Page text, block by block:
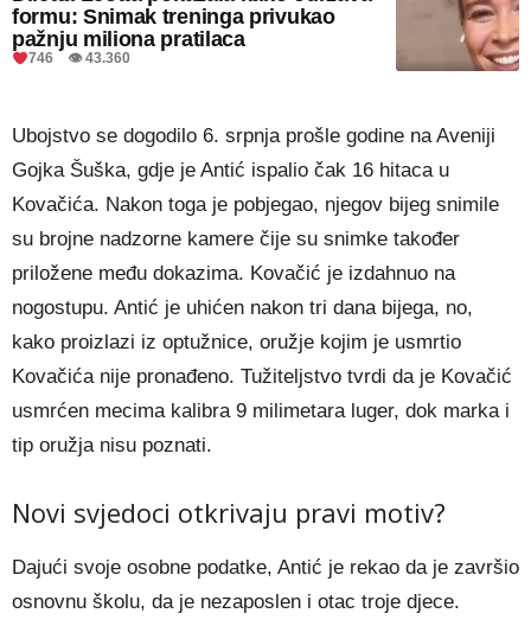
formu: Snimak treninga privukao
pažnju miliona pratilaca
746 👁 43.360
Ubojstvo se dogodilo 6. srpnja prošle godine na Aveniji
Gojka Šuška, gdje je Antić ispalio čak 16 hitaca u
Kovačića. Nakon toga je pobjegao, njegov bijeg snimile
su brojne nadzorne kamere čije su snimke također
priložene među dokazima. Kovačić je izdahnuo na
nogostupu. Antić je uhićen nakon tri dana bijega, no,
kako proizlazi iz optužnice, oružje kojim je usmrtio
Kovačića nije pronađeno. Tužiteljstvo tvrdi da je Kovačić
usmrćen mecima kalibra 9 milimetara luger, dok marka i
tip oružja nisu poznati.
Novi svjedoci otkrivaju pravi motiv?
Dajući svoje osobne podatke, Antić je rekao da je završio
osnovnu školu, da je nezaposlen i otac troje djece.